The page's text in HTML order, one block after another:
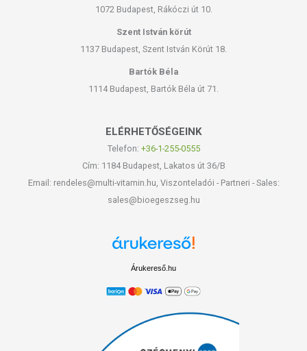
1072 Budapest, Rákóczi út 10.
Szent István körút
1137 Budapest, Szent István Körút 18.
Bartók Béla
1114 Budapest, Bartók Béla út 71.
ELÉRHETŐSÉGEINK
Telefon: +36-1-255-0555
Cím: 1184 Budapest, Lakatos út 36/B
Email: rendeles@multi-vitamin.hu, Viszonteladói - Partneri - Sales:
sales@bioegeszseg.hu
Árukereső.hu